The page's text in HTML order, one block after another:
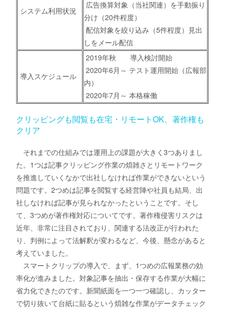
システム利用状況
広告換算対象（当社関連）を手動振り
分け（20件程度）
配信対象を絞り込み（5件程度）見出
しをメール配信
導入スケジュール
2019年秋 導入検討開始
2020年6月～ テスト運用開始（広報部
内）
2020年7月～ 本格稼働
クリッピングも閲覧も在宅・リモートOK、著作権も
クリア
それまでの仕組みでは運用上の課題が大きく3つありまし
た。1つは記事クリッピング作業の煩雑さとリモートワーク
を推進していくなかで出社しなければ作業ができないという
問題です。2つめは記事を閲覧する経営陣や社員も結局、出
社しなければ記事が見られなかったということです。そし
て、3つめが著作権対応についてです。著作権侵害リスクは
近年、非常に注目されており、関連する法改正が行われた
り、判例によって法解釈が変わるなど、今後、懸念があると
考えていました。
スマートクリップの導入で、まず、1つめの広報業務の効
率化が進みました。対象記事を抽出・保存する作業が大幅に
省力化できたのです。新聞紙面を一つ一つ確認し、カッター
で切り抜いて台紙に貼るという煩雑な作業がデータチェック